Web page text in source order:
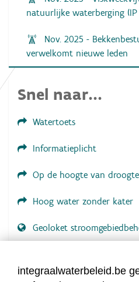
natuurlijke waterberging (IP
Nov. 2025 -
verwelkomt nieuwe leden
Snel naar...
Watertoets
Informatieplicht
Op de hoogte van droogte
Hoog water zonder kater
Geoloket
LOGIN VEREIST
integraalwaterbeleid.be